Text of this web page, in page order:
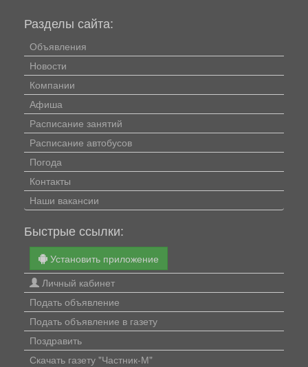
Разделы сайта:
Объявления
Новости
Компании
Афиша
Расписание занятий
Расписание автобусов
Погода
Контакты
Наши вакансии
Быстрые ссылки:
Установить приложение
Личный кабинет
Подать объявление
Подать объявление в газету
Поздравить
Скачать газету "Частник-М"